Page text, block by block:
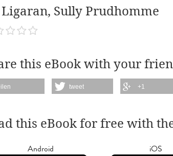
Sully Prudhomme
this eBook with your
tweet +1
this eBook for free with
Android iOS